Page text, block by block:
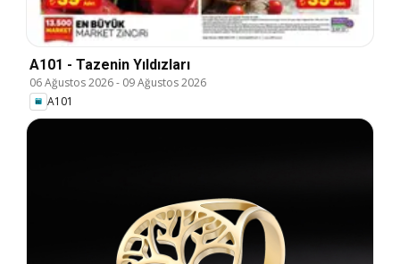
A101 - Tazenin Yıldızları
06 Ağustos 2026- 09 Ağustos 2026
A101